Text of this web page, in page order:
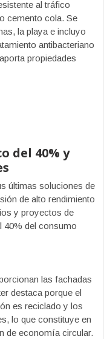
al tráfico
cemento cola. Se
la playa e incluyo
antibacteriano
propiedades
del 40% y
últimas soluciones de
de alto rendimiento
y proyectos de
40% del consumo
las fachadas
destaca porque el
es reciclado y los
lo que constituye en
de economía circular.